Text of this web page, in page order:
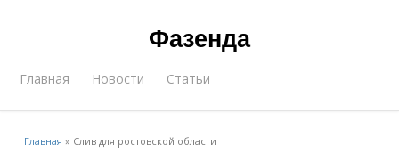
Фазенда
Главная Новости Статьи
Главная » Слив для ростовской области